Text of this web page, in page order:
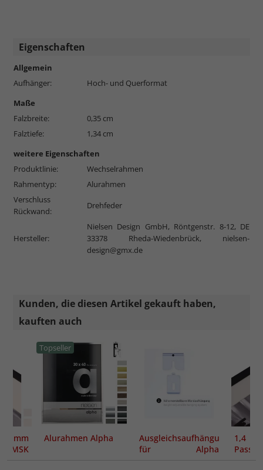
Eigenschaften
Allgemein
Aufhänger:
Hoch- und Querformat
Maße
Falzbreite:
0,35 cm
Falztiefe:
1,34 cm
weitere Eigenschaften
Produktlinie:
Wechselrahmen
Rahmentyp:
Alurahmen
Verschluss
Rückwand:
Drehfeder
Hersteller:
Nielsen Design GmbH, Röntgenstr. 8-12, DE
33378 Rheda-Wiedenbrück, nielsen-
design@gmx.de
Kunden, die diesen Artikel gekauft haben,
kauften auch
MSK
Topseller
Alurahmen Alpha
Ausgleichsaufhängung
für Alpha
1,4